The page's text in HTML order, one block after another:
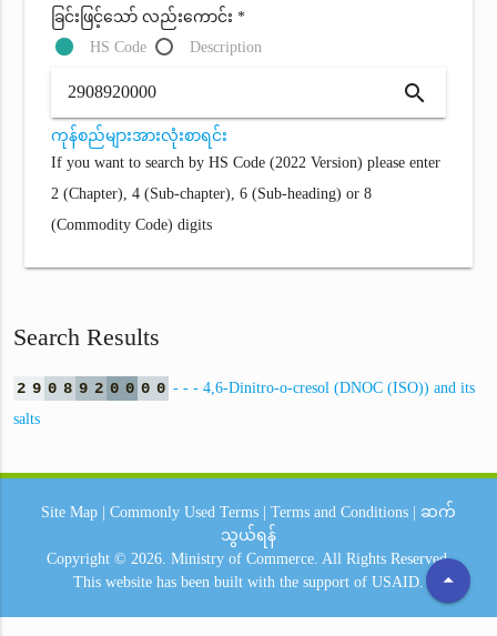
ခြင်းဖြင့်သော် လည်းကောင်း *
HS Code
Description
search
ကုန်စည်များအားလုံးစာရင်း
If you want to search by HS Code (2022 Version) please enter
2 (Chapter), 4 (Sub-chapter), 6 (Sub-heading) or 8
(Commodity Code) digits
Search Results
2 9 0 8 9 2 0 0 0 0 - - - 4,6-Dinitro-o-cresol (DNOC (ISO)) and its
salts
arrow_drop_up
Site Map Commonly Used Terms Terms and Conditions
ဆက်
သွယ်ရန်
Copyright © 2026. Ministry of Commerce. All Rights Reserved.
This website has been built with the support of USAID.